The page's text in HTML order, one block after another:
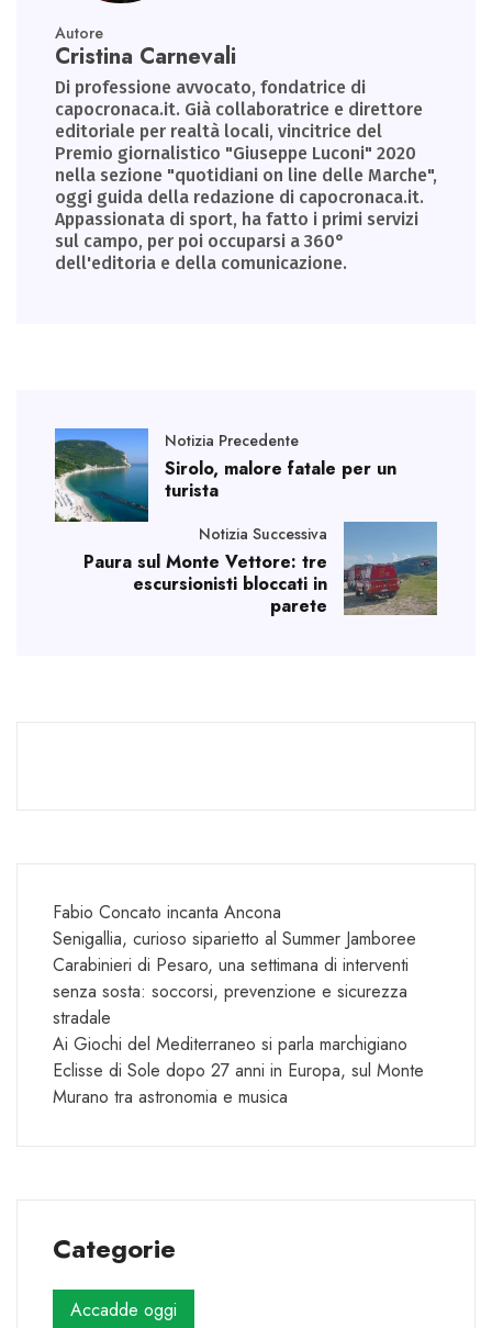
Autore
Cristina Carnevali
Di professione avvocato, fondatrice di
capocronaca.it. Già collaboratrice e direttore
editoriale per realtà locali, vincitrice del
Premio giornalistico "Giuseppe Luconi" 2020
nella sezione "quotidiani on line delle Marche",
oggi guida della redazione di capocronaca.it.
Appassionata di sport, ha fatto i primi servizi
sul campo, per poi occuparsi a 360°
dell'editoria e della comunicazione.
Notizia Precedente
Sirolo, malore fatale per un
turista
Notizia Successiva
Paura sul Monte Vettore: tre
escursionisti bloccati in
parete
Fabio Concato incanta Ancona
Senigallia, curioso siparietto al Summer Jamboree
Carabinieri di Pesaro, una settimana di interventi
senza sosta: soccorsi, prevenzione e sicurezza
stradale
Ai Giochi del Mediterraneo si parla marchigiano
Eclisse di Sole dopo 27 anni in Europa, sul Monte
Murano tra astronomia e musica
Categorie
Accadde oggi